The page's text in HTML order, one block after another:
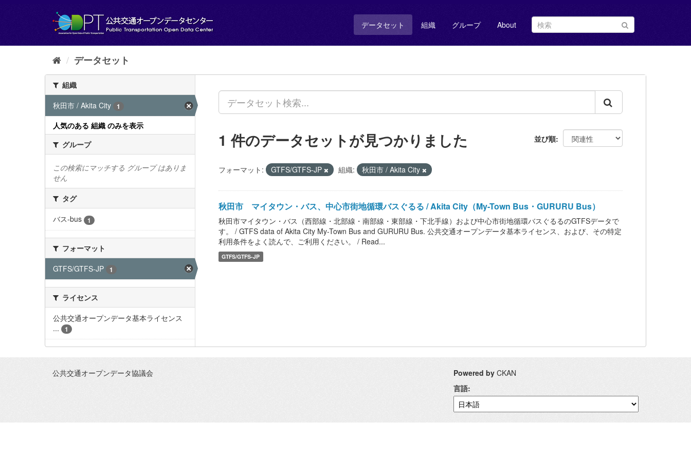
し
データセット 組織 グループ About
データセット
組織
秋田市 / Akita City
1
人気のある 組織 のみを表示
グループ
この検索にマッチする グループ はありま
せん
タグ
バス-bus
1
フォーマット
GTFS/GTFS-JP
1
ライセンス
公共交通オープンデータ基本ライセンス
...
1
並び順
1 件のデータセットが見つかりました
フォーマット: GTFS/GTFS-JP 組織: 秋田市 / Akita City
秋田市 マイタウン・バス、中心市街地循環バスぐるる / Akita City（My-Town Bus・GURURU Bus）
秋田市マイタウン・バス（西部線・北部線・南部線・東部線・下北手線）および中心市街地循環バスぐるるのGTFSデータで
す。 / GTFS data of Akita City My-Town Bus and GURURU Bus. 公共交通オープンデータ基本ライセンス、および、その特定
利用条件をよく読んで、ご利用ください。 / Read...
GTFS/GTFS-JP
公共交通オープンデータ協議会 Powered by CKAN
言語